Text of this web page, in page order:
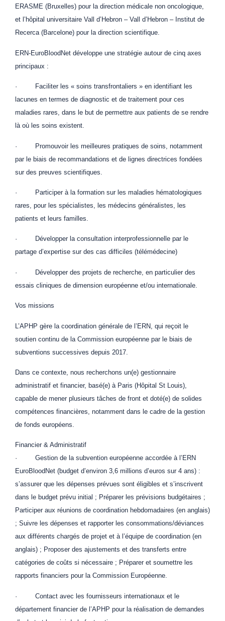
ERASME (Bruxelles) pour la direction médicale non oncologique,
et l’hôpital universitaire Vall d’Hebron – Vall d’Hebron – Institut de
Recerca (Barcelone) pour la direction scientifique.
ERN-EuroBloodNet développe une stratégie autour de cinq axes
principaux :
· Faciliter les « soins transfrontaliers » en identifiant les
lacunes en termes de diagnostic et de traitement pour ces
maladies rares, dans le but de permettre aux patients de se rendre
là où les soins existent.
· Promouvoir les meilleures pratiques de soins, notamment
par le biais de recommandations et de lignes directrices fondées
sur des preuves scientifiques.
· Participer à la formation sur les maladies hématologiques
rares, pour les spécialistes, les médecins généralistes, les
patients et leurs familles.
· Développer la consultation interprofessionnelle par le
partage d’expertise sur des cas difficiles (télémédecine)
· Développer des projets de recherche, en particulier des
essais cliniques de dimension européenne et/ou internationale.
Vos missions
L’APHP gère la coordination générale de l’ERN, qui reçoit le
soutien continu de la Commission européenne par le biais de
subventions successives depuis 2017.
Dans ce contexte, nous recherchons un(e) gestionnaire
administratif et financier, basé(e) à Paris (Hôpital St Louis),
capable de mener plusieurs tâches de front et doté(e) de solides
compétences financières, notamment dans le cadre de la gestion
de fonds européens.
Financier & Administratif
· Gestion de la subvention européenne accordée à l’ERN
EuroBloodNet (budget d’environ 3,6 millions d’euros sur 4 ans) :
s’assurer que les dépenses prévues sont éligibles et s’inscrivent
dans le budget prévu initial ; Préparer les prévisions budgétaires ;
Participer aux réunions de coordination hebdomadaires (en anglais)
; Suivre les dépenses et rapporter les consommations/déviances
aux différents chargés de projet et à l’équipe de coordination (en
anglais) ; Proposer des ajustements et des transferts entre
catégories de coûts si nécessaire ; Préparer et soumettre les
rapports financiers pour la Commission Européenne.
· Contact avec les fournisseurs internationaux et le
département financier de l’APHP pour la réalisation de demandes